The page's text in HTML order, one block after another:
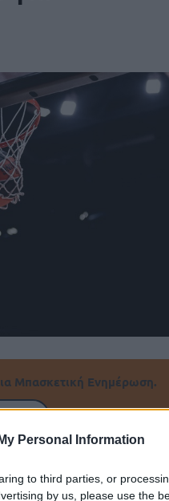
Personal Information
to third parties, or
by us, please use the
Μπασκετική Ενημέρωση.
με την ήττα από την